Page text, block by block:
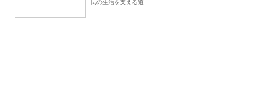
民の生活を支える道…